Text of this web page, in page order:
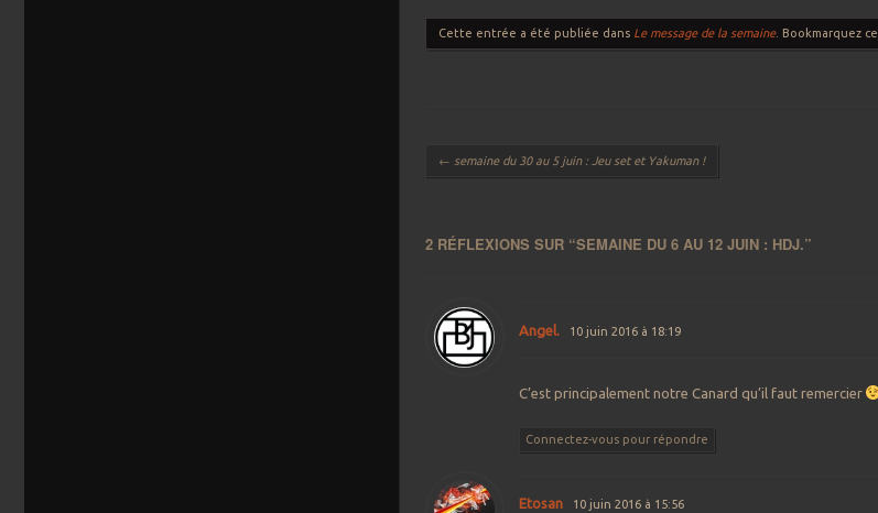
Cette entrée a été publiée dans Le message de la semaine. Bookmarquez ce
Navigation des articles
← semaine du 30 au 5 juin : Jeu set et Yakuman !
2 RÉFLEXIONS SUR “SEMAINE DU 6 AU 12 JUIN : HDJ.”
Angel. 10 juin 2016 à 18:19
C’est principalement notre Canard qu’il faut remercier
Connectez-vous pour répondre
Etosan 10 juin 2016 à 15:56